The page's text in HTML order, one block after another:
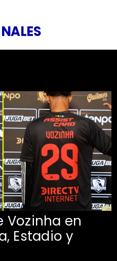
Vozinha en
Estadio y